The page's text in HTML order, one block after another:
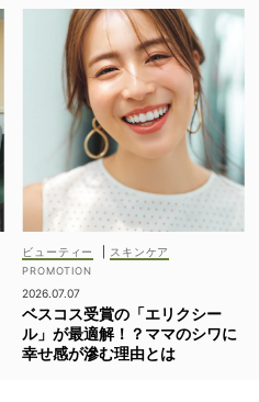
ビューティー スキンケア
2026.07.07
ベスコス受賞の「エリクシー
ル」が最適解！？ママのシワに
幸せ感が滲む理由とは